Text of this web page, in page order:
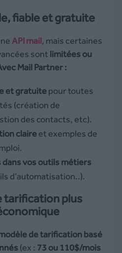
fiable et gratuite
API mail, mais certaines
sont limitées ou
Mail Partner :
et gratuitepour toutes
(création de
des contacts, etc).
claireet exemples de
vos outils métiers
d’automatisation..).
tarification plus
de tarification basé
(ex : 73 ou 110$/mois